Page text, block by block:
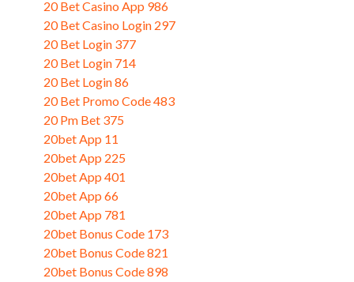
20 Bet Casino App 986
20 Bet Casino Login 297
20 Bet Login 377
20 Bet Login 714
20 Bet Login 86
20 Bet Promo Code 483
20 Pm Bet 375
20bet App 11
20bet App 225
20bet App 401
20bet App 66
20bet App 781
20bet Bonus Code 173
20bet Bonus Code 821
20bet Bonus Code 898